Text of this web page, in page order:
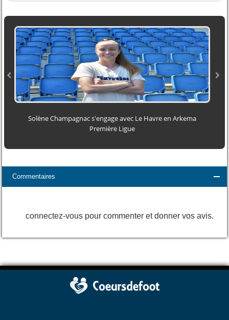
Solène Champagnac s'engage avec Le Havre en Arkema
Première Ligue
Commentaires
connectez-vous pour commenter et donner vos avis.